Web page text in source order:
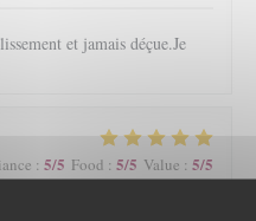
et jamais déçue.Je
: 5/5 Food : 5/5 Value : 5/5